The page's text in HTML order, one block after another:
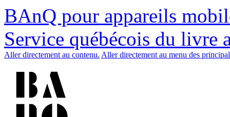
BAnQ pour appareils
Service québécois du livre
Aller directement au contenu. Aller directement au menu des